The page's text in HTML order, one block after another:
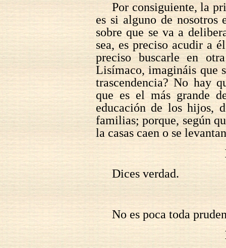
Por consiguiente, la
es si alguno de nosotros
sobre que se va a
sea, es preciso acudir a
preciso buscarle en
Lisímaco, imagináis que
trascendencia? No hay
que es el más grande
educación de los hijos,
familias; porque, según
la casas caen o se
Dices verdad.
No es poca toda